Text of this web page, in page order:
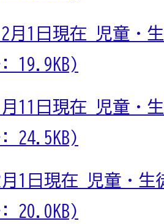
月1日現在 児童・
19.9KB)
月11日現在 児童・
24.5KB)
月1日現在 児童・
20.0KB)